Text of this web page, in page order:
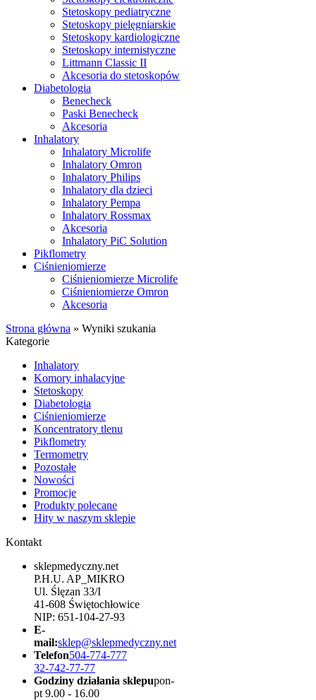
Stetoskopy pediatryczne
Stetoskopy pielęgniarskie
Stetoskopy kardiologiczne
Stetoskopy internistyczne
Littmann Classic II
Akcesoria do stetoskopów
Diabetologia
Benecheck
Paski Benecheck
Akcesoria
Inhalatory
Inhalatory Microlife
Inhalatory Omron
Inhalatory Philips
Inhalatory dla dzieci
Inhalatory Pempa
Inhalatory Rossmax
Akcesoria
Inhalatory PiC Solution
Pikflometry
Ciśnieniomierze
Ciśnieniomierze Microlife
Ciśnieniomierze Omron
Akcesoria
Strona główna » Wyniki szukania
Kategorie
Inhalatory
Komory inhalacyjne
Stetoskopy
Diabetologia
Ciśnieniomierze
Koncentratory tlenu
Pikflometry
Termometry
Pozostałe
Nowości
Promocje
Produkty polecane
Hity w naszym sklepie
Kontakt
sklepmedyczny.net
P.H.U. AP_MIKRO
Ul. Ślęzan 33/I
41-608 Świętochłowice
NIP: 651-104-27-93
E-
mail:sklep@sklepmedyczny.net
Telefon504-774-777
32-742-77-77
Godziny działania sklepupon-
pt 9.00 - 16.00